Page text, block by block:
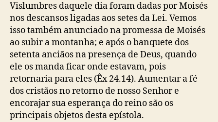
Vislumbres daquele dia foram dadas por Moisés
nos descansos ligadas aos setes da Lei. Vemos
isso também anunciado na promessa de Moisés
ao subir a montanha; e após o banquete dos
setenta anciãos na presença de Deus, quando
ele os manda ficar onde estavam, pois
retornaria para eles (Êx 24.14). Aumentar a fé
dos cristãos no retorno de nosso Senhor e
encorajar sua esperança do reino são os
principais objetos desta epístola.